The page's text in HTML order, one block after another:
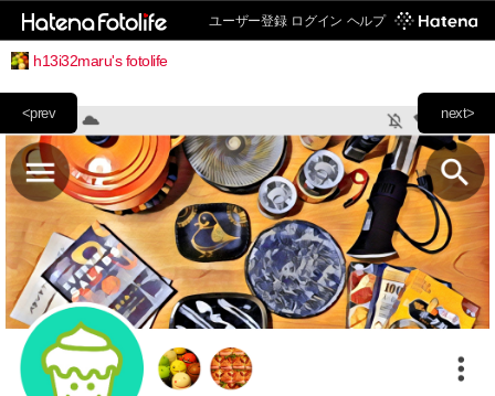
ユーザー登録 ログイン ヘルプ
h13i32maru's fotolife
next>
<prev